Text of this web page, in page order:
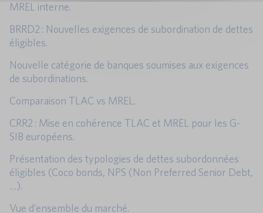
MREL interne.
BRRD2 : Nouvelles exigences de subordination de dettes
éligibles.
Nouvelle catégorie de banques soumises aux exigences
de subordinations.
Comparaison TLAC vs MREL.
CRR2 : Mise en cohérence TLAC et MREL pour les G-
SIB européens.
Présentation des typologies de dettes subordonnées
éligibles (Coco bonds, NPS (Non Preferred Senior Debt,
…).
Vue d’ensemble du marché.